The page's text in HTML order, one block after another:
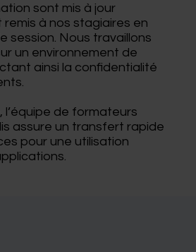
sont mis à jour
à nos stagiaires en
session. Nous travaillons
un environnement de
ainsi la confidentialité
l’équipe de formateurs
assure un transfert rapide
pour une utilisation